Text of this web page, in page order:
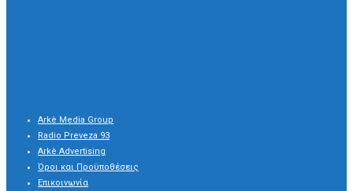
Arkè Media Group
Radio Preveza 93
Arkè Advertising
Όροι και Προϋποθέσεις
Επικοινωνία